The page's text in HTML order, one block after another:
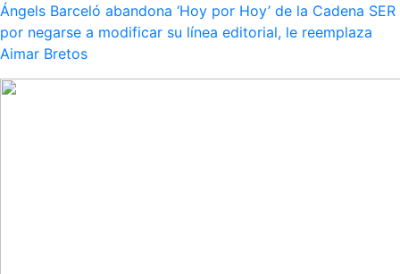
Ángels Barceló abandona ‘Hoy por Hoy’ de la Cadena SER
por negarse a modificar su línea editorial, le reemplaza
Aimar Bretos